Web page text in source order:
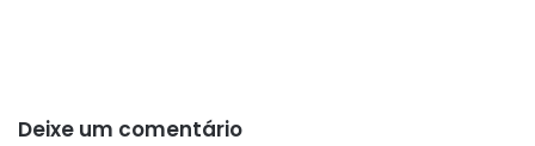
Deixe um comentário